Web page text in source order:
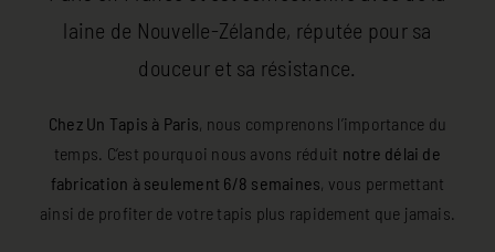
laine de Nouvelle-Zélande, réputée pour sa
douceur et sa résistance.
Chez Un Tapis à Paris, nous comprenons l’importance du
temps. C’est pourquoi nous avons réduit notre délai de
fabrication à seulement 6/8 semaines, vous permettant
ainsi de profiter de votre tapis plus rapidement que jamais.